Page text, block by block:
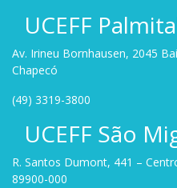
UCEFF
Av. Irineu Bornhausen, 2045
Chapecó
(49) 3319-3800
UCEFF São
R. Santos Dumont, 441 –
89900-000